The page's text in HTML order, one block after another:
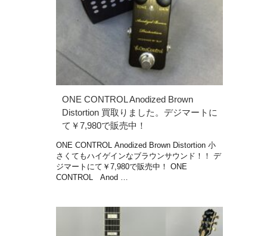
ONE CONTROL Anodized Brown
Distortion 買取りました。デジマートに
て￥7,980で販売中！
ONE CONTROL Anodized Brown Distortion 小
さくてもハイゲインなブラウンサウンド！！ デ
ジマートにて￥7,980で販売中！ ONE
CONTROL Anod …